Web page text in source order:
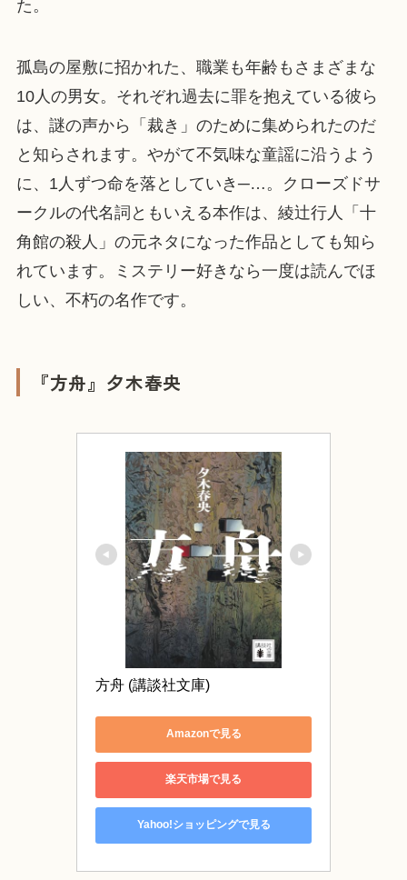
た。
孤島の屋敷に招かれた、職業も年齢もさまざまな
10人の男女。それぞれ過去に罪を抱えている彼ら
は、謎の声から「裁き」のために集められたのだ
と知らされます。やがて不気味な童謡に沿うよう
に、1人ずつ命を落としていき─…。クローズドサ
ークルの代名詞ともいえる本作は、綾辻行人「十
角館の殺人」の元ネタになった作品としても知ら
れています。ミステリー好きなら一度は読んでほ
しい、不朽の名作です。
『方舟』夕木春央
方舟 (講談社文庫)
Amazonで見る
楽天市場で見る
Yahoo!ショッピングで見る